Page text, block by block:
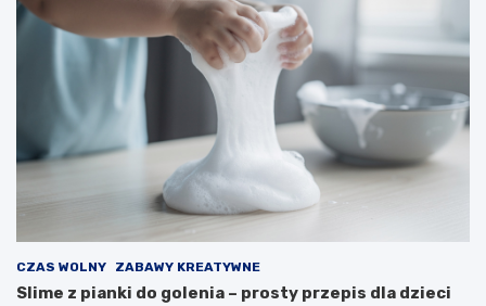
CZAS WOLNY ZABAWY KREATYWNE
Slime z pianki do golenia – prosty przepis dla dzieci